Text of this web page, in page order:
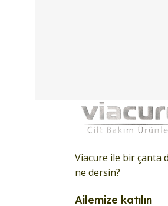
Viacure ile bir çanta
ne dersin?
Ailemize katılın